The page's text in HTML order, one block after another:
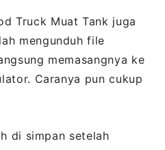
Truck Muat Tank juga
mengunduh file
memasangnya ke
Caranya pun cukup
di simpan setelah